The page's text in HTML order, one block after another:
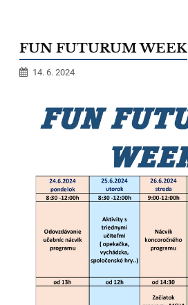
FUN FUTURUM WEEK
14. 6. 2024